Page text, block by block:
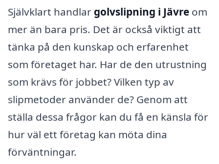
Självklart handlar golvslipning i Jävre om
mer än bara pris. Det är också viktigt att
tänka på den kunskap och erfarenhet
som företaget har. Har de den utrustning
som krävs för jobbet? Vilken typ av
slipmetoder använder de? Genom att
ställa dessa frågor kan du få en känsla för
hur väl ett företag kan möta dina
förväntningar.